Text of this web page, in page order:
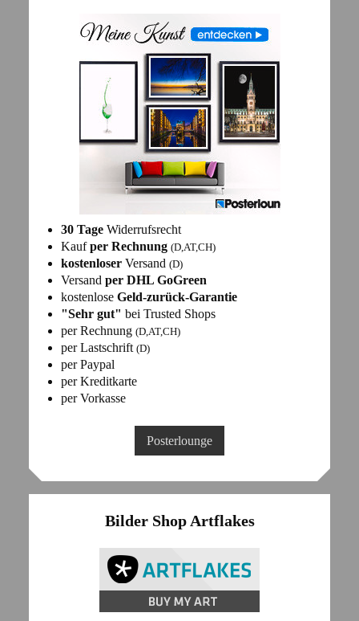
30 TageWiderrufsrecht
Kaufper Rechnung (D,AT,CH)
kostenloserVersand (D)
Versand per DHL GoGreen
kostenlose Geld-zurück-Garantie
"Sehr gut" bei Trusted Shops
per Rechnung (D,AT,CH)
per Lastschrift (D)
per Paypal
per Kreditkarte
per Vorkasse
Posterlounge
Bilder Shop Artflakes